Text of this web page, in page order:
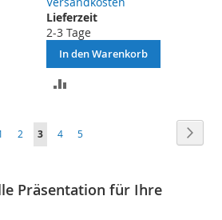
Lieferzeit
2-3 Tage
In den Warenkorb
HINZUFÜGEN
Seite
Seite
2
Sie
gerade
3 Seite
4 Seite
5
Präsentation für Ihre